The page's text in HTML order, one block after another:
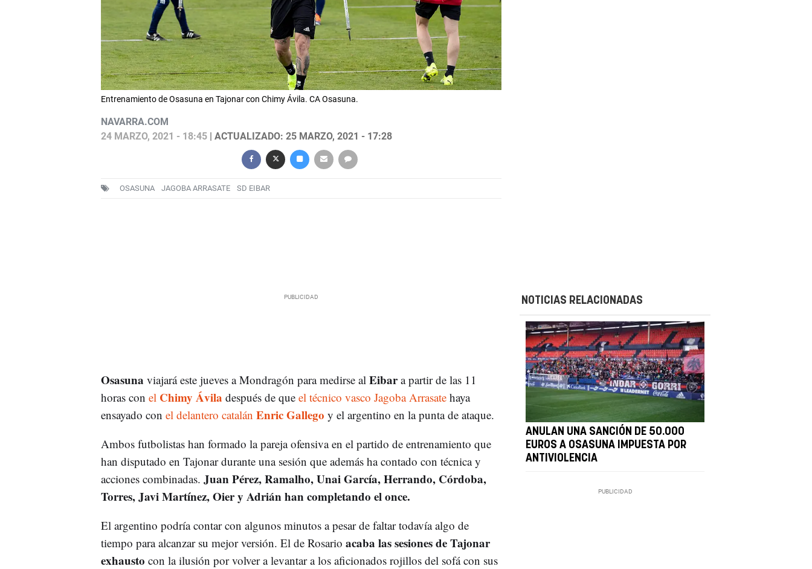
Entrenamiento de Osasuna en Tajonar con Chimy Ávila. CA Osasuna.
NAVARRA.COM
24 MARZO, 2021 - 18:45| ACTUALIZADO: 25 MARZO, 2021 - 17:28
OSASUNA JAGOBA ARRASATE SD EIBAR
Osasuna viajará este jueves a Mondragón para medirse al Eibara partir de las 11
horas con el Chimy Ávila después de queel técnico vasco Jagoba Arrasatehaya
ensayado con el delantero catalán Enric Gallego y el argentino en la punta de ataque.
Ambos futbolistas han formado la pareja ofensiva en el partido de entrenamiento que
han disputado en Tajonar durante una sesión que además ha contado con técnica y
acciones combinadas. Juan Pérez, Ramalho, Unai García, Herrando, Córdoba,
Torres, Javi Martínez, Oier y Adrián han completando el once.
El argentino podría contar con algunos minutos a pesar de faltar todavía algo de
tiempo para alcanzar su mejor versión. El de Rosario acaba las sesiones de Tajonar
exhausto con la ilusión por volver a levantar a los aficionados rojillos del sofá con sus
NOTICIAS RELACIONADAS
ANULAN UNA SANCIÓN DE 50.000
EUROS A OSASUNA IMPUESTA POR
ANTIVIOLENCIA